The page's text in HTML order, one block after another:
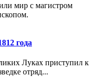
мир с магистром
года
Луках приступил к
отряд...